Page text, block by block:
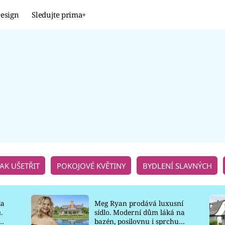
Sledujte prima+
UŠETŘIT POKOJOVÉ KVĚTINY BYDLENÍ SLAVNÝCH
Meg Ryan prodává luxusní
sídlo. Moderní dům láká na
bazén, posilovnu i sprchu